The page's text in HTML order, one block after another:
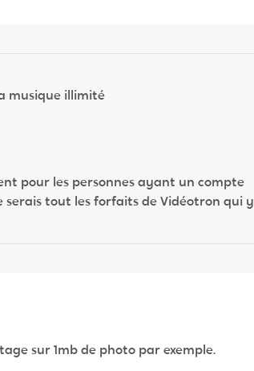
musique illimité
pour les personnes ayant un compte
serais tout les forfaits de Vidéotron qui y
sur 1mb de photo par exemple.